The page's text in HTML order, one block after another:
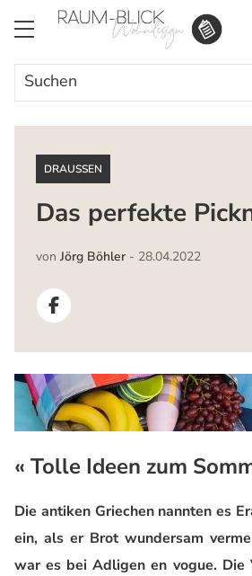
Search
for:
DRAUSSEN
Das perfekte
von Jörg Böhler - 28.04.2022
« Tolle Ideen zum
Die antiken Griechen nannten es
ein, als er Brot wundersam
war es bei Adligen en vogue. Die